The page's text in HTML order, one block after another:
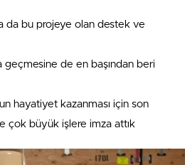
da bu projeye olan destek ve
geçmesine de en başından beri
hayatiyet kazanması için son
çok büyük işlere imza attık